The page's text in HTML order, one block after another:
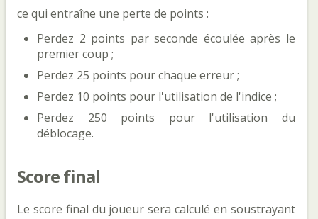
ce qui entraîne une perte de points :
Perdez 2 points par seconde écoulée après le
premier coup ;
Perdez 25 points pour chaque erreur ;
Perdez 10 points pour l'utilisation de l'indice ;
Perdez 250 points pour l'utilisation du
déblocage.
Score final
Le score final du joueur sera calculé en soustrayant